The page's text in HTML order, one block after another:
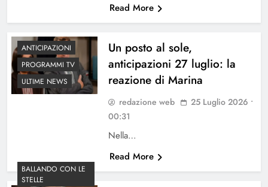
Read More
ANTICIPAZIONI
PROGRAMMI TV
ULTIME NEWS
Un posto al sole,
anticipazioni 27 luglio: la
reazione di Marina
redazione web
25 Luglio 2026 •
00:31
Nella…
Read More
BALLANDO CON LE
STELLE